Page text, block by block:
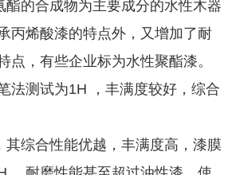
酯的合成物为主要成分的水性木器
丙烯酸漆的特点外，又增加了耐
点，有些企业标为水性聚酯漆。
法测试为1H ，丰满度较好，综合
其综合性能优越，丰满度高，漆膜